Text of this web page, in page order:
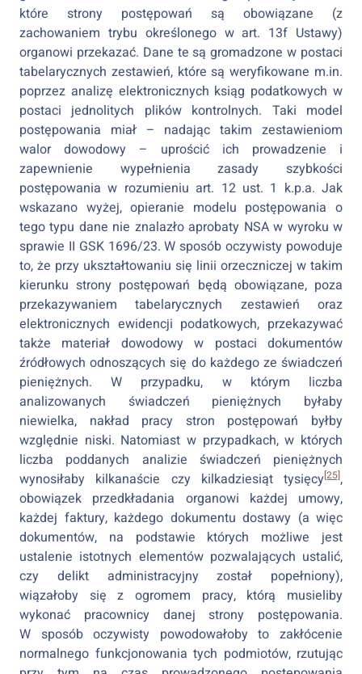
które strony postępowań są obowiązane (z
zachowaniem trybu określonego w art. 13f Ustawy)
organowi przekazać. Dane te są gromadzone w postaci
tabelarycznych zestawień, które są weryfikowane m.in.
poprzez analizę elektronicznych ksiąg podatkowych w
postaci jednolitych plików kontrolnych. Taki model
postępowania miał – nadając takim zestawieniom
walor dowodowy – uprościć ich prowadzenie i
zapewnienie wypełnienia zasady szybkości
postępowania w rozumieniu art. 12 ust. 1 k.p.a. Jak
wskazano wyżej, opieranie modelu postępowania o
tego typu dane nie znalazło aprobaty NSA w wyroku w
sprawie II GSK 1696/23. W sposób oczywisty powoduje
to, że przy ukształtowaniu się linii orzeczniczej w takim
kierunku strony postępowań będą obowiązane, poza
przekazywaniem tabelarycznych zestawień oraz
elektronicznych ewidencji podatkowych, przekazywać
także materiał dowodowy w postaci dokumentów
źródłowych odnoszących się do każdego ze świadczeń
pieniężnych. W przypadku, w którym liczba
analizowanych świadczeń pieniężnych byłaby
niewielka, nakład pracy stron postępowań byłby
względnie niski. Natomiast w przypadkach, w których
liczba poddanych analizie świadczeń pieniężnych
wynosiłaby kilkanaście czy kilkadziesiąt tysięcy[25],
obowiązek przedkładania organowi każdej umowy,
każdej faktury, każdego dokumentu dostawy (a więc
dokumentów, na podstawie których możliwe jest
ustalenie istotnych elementów pozwalających ustalić,
czy delikt administracyjny został popełniony),
wiązałoby się z ogromem pracy, którą musieliby
wykonać pracownicy danej strony postępowania.
W sposób oczywisty powodowałoby to zakłócenie
normalnego funkcjonowania tych podmiotów, rzutując